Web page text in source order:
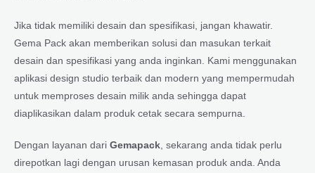
Jika tidak memiliki desain dan spesifikasi, jangan khawatir.
Gema Pack akan memberikan solusi dan masukan terkait
desain dan spesifikasi yang anda inginkan. Kami menggunakan
aplikasi design studio terbaik dan modern yang mempermudah
untuk memproses desain milik anda sehingga dapat
diaplikasikan dalam produk cetak secara sempurna.
Dengan layanan dari Gemapack , sekarang anda tidak perlu
direpotkan lagi dengan urusan kemasan produk anda. Anda